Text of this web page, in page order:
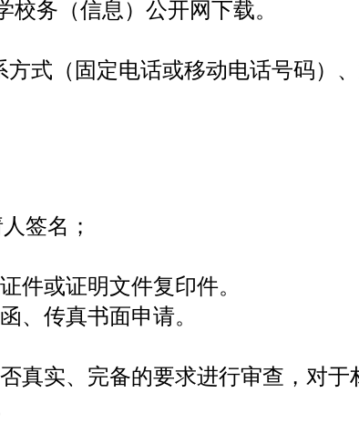
务（信息）公开网下载。
式（固定电话或移动电话号码）
签名；
件或证明文件复印件。
、传真书面申请。
真实、完备的要求进行审查，对于